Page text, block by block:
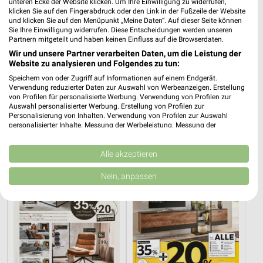
3,6 km
Angebote ab 03.08.
Gültig bis Sa. 08.08.
Angebote ab 03.08.
Gültig bis Sa. 08.08.
XXXLutz XXXLutz
unteren Ecke der Website klicken. Um Ihre Einwilligung zu widerrufen,
klicken Sie auf den Fingerabdruck oder den Link in der Fußzeile der Website
und klicken Sie auf den Menüpunkt „Meine Daten“. Auf dieser Seite können
Sie Ihre Einwilligung widerrufen. Diese Entscheidungen werden unseren
Partnern mitgeteilt und haben keinen Einfluss auf die Browserdaten.
Wir und unsere Partner verarbeiten Daten, um die Leistung der
Website zu analysieren und Folgendes zu tun:
Speichern von oder Zugriff auf Informationen auf einem Endgerät.
Verwendung reduzierter Daten zur Auswahl von Werbeanzeigen. Erstellung
von Profilen für personalisierte Werbung. Verwendung von Profilen zur
Auswahl personalisierter Werbung. Erstellung von Profilen zur
Personalisierung von Inhalten. Verwendung von Profilen zur Auswahl
personalisierter Inhalte. Messung der Werbeleistung. Messung der
Kombinationen von Daten aus verschiedenen Quellen. Entwicklung und
Verbesserung der Angebote. Verwendung reduzierter Daten zur Auswahl
von Inhalten.
Daten können außerhalb der Europäischen Union weitergegeben und in die
USA gesendet werden.
Website/App.
Partnerliste anzeigen (1 IAB-Anbieter)
Wir nutzen Ihre Daten für folgende Zwecke:
IAB-Verarbeitungszwecke:
Alle akzeptieren
Nein, anpassen